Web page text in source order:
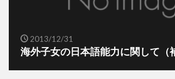
2013/12/31
海外子女の日本語能力に関して（